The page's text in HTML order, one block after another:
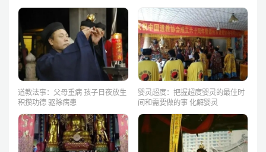
道教法事：父母重病 孩子日夜放生
积攒功德 驱除病患
婴灵超度：把握超度婴灵的最佳时
间和需要做的事 化解婴灵